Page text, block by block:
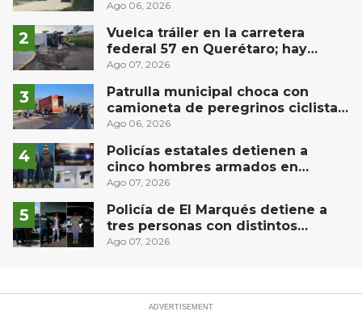
comunidad El Rodeo, San Juan del
Ago 06, 2026
Vuelca tráiler en la carretera
federal 57 en Querétaro; hay
derrame de combustible
Ago 07, 2026
Patrulla municipal choca con
camioneta de peregrinos ciclistas
en la autopista México-Querétaro
Ago 06, 2026
Policías estatales detienen a
cinco hombres armados en
Puebla capital
Ago 07, 2026
Policía de El Marqués detiene a
tres personas con distintos
narcóticos
Ago 07, 2026